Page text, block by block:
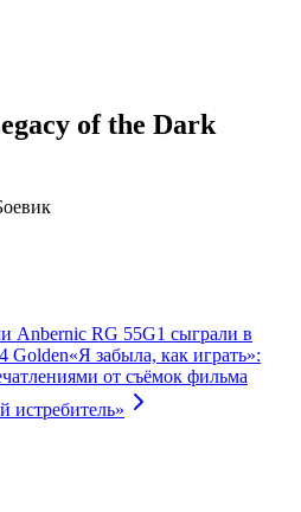
of the Dark
Anbernic RG 55G1 сыграли в
Golden«Я забыла, как играть»:
от съёмок фильма
истребитель»